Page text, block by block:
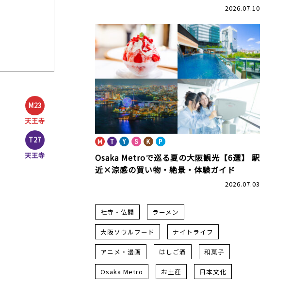
M23
天王寺
T27
天王寺
2026.07.10
Osaka Metroで巡る夏の大阪観光【6選】
駅
近×涼感の買い物・絶景・体験ガイド
2026.07.03
社寺・仏閣 ラーメン
大阪ソウルフード ナイトライフ
アニメ・漫画 はしご酒 和菓子
Osaka Metro お土産 日本文化